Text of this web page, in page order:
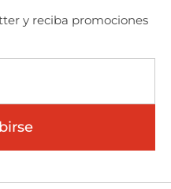
y reciba promociones